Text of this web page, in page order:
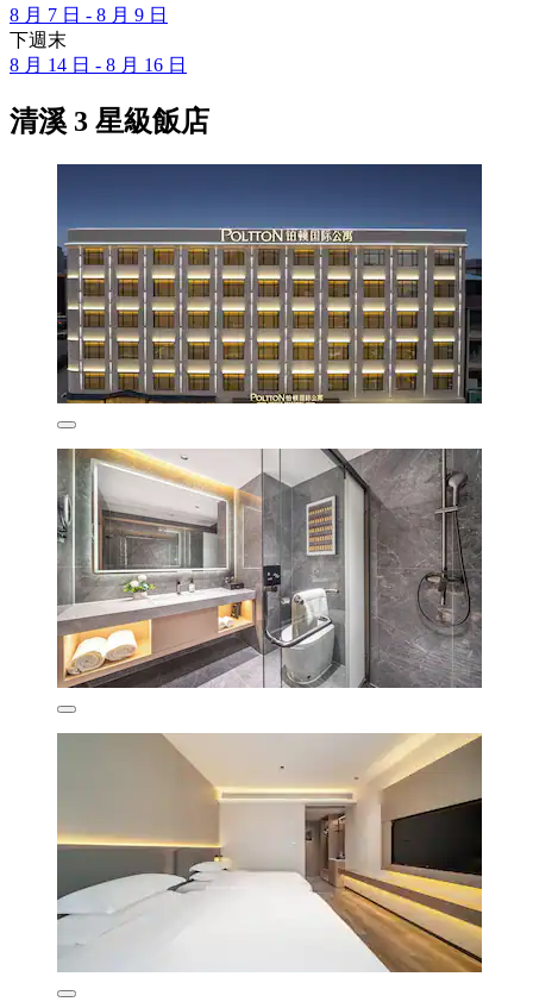
8 月 7 日 - 8 月 9 日
下週末
8 月 14 日 - 8 月 16 日
清溪 3 星級飯店